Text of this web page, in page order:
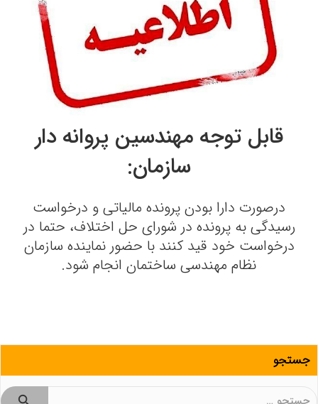
قابل توجه مهندسین پروانه دار
سازمان:
درصورت دارا بودن پرونده مالیاتی و درخواست
رسیدگی به پرونده در شورای حل اختلاف، حتما در
درخواست خود قید کنند با حضور نماینده سازمان
نظام مهندسی ساختمان انجام شود.
جستجو
جستجو